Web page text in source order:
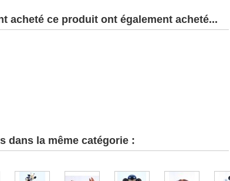
acheté ce produit ont également acheté...
dans la même catégorie :